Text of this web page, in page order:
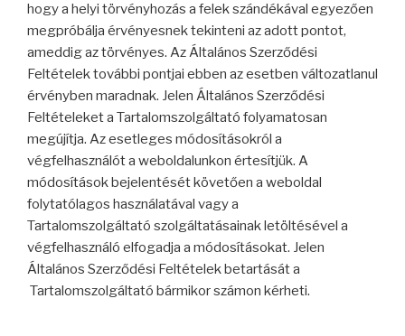
hogy a helyi törvényhozás a felek szándékával egyezően
megpróbálja érvényesnek tekinteni az adott pontot,
ameddig az törvényes. Az Általános Szerződési
Feltételek további pontjai ebben az esetben változatlanul
érvényben maradnak. Jelen Általános Szerződési
Feltételeket a Tartalomszolgáltató folyamatosan
megújítja. Az esetleges módosításokról a
végfelhasználót a weboldalunkon értesítjük. A
módosítások bejelentését követően a weboldal
folytatólagos használatával vagy a
Tartalomszolgáltató szolgáltatásainak letöltésével a
végfelhasználó elfogadja a módosításokat. Jelen
Általános Szerződési Feltételek betartását a
Tartalomszolgáltató bármikor számon kérheti.